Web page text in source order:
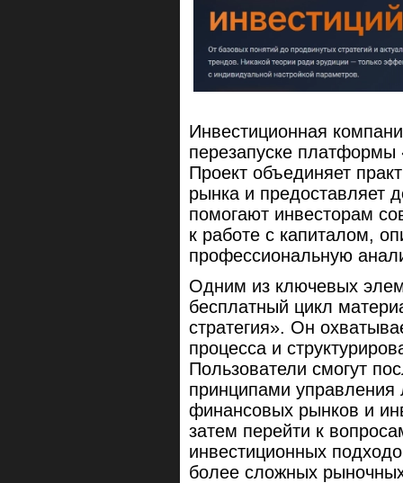
Инвестиционная
перезапуске
Проект объединяет
рынка и предоставляет
помогают инвесторам
к работе с капиталом,
профессиональную
Одним из ключевых
бесплатный цикл
стратегия». Он
процесса и
Пользователи смогут
принципами
финансовых рынков и
затем перейти к
инвестиционных
более сложных